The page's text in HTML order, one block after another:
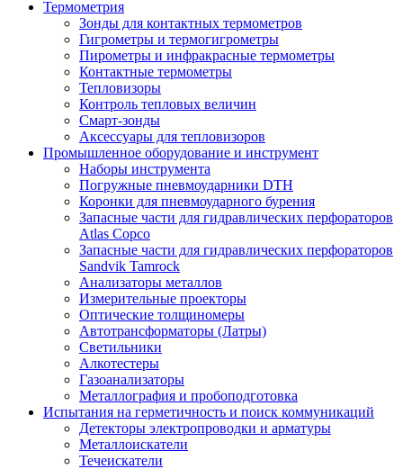
Термометрия
Зонды для контактных термометров
Гигрометры и термогигрометры
Пирометры и инфракрасные термометры
Контактные термометры
Тепловизоры
Контроль тепловых величин
Смарт-зонды
Аксессуары для тепловизоров
Промышленное оборудование и инструмент
Наборы инструмента
Погружные пневмоударники DTH
Коронки для пневмоударного бурения
Запасные части для гидравлических перфораторов
Atlas Copco
Запасные части для гидравлических перфораторов
Sandvik Tamrock
Анализаторы металлов
Измерительные проекторы
Оптические толщиномеры
Автотрансформаторы (Латры)
Светильники
Алкотестеры
Газоанализаторы
Металлография и пробоподготовка
Испытания на герметичность и поиск коммуникаций
Детекторы электропроводки и арматуры
Металлоискатели
Течеискатели